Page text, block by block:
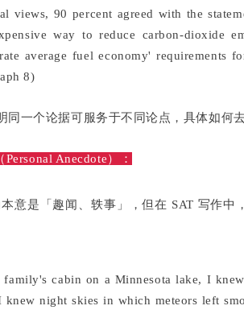
views, 90 percent agreed with the
way to reduce carbon-dioxide
average fuel economy' requirements
8)
同一个论据可服务于不同论点，具体如何
Anecdote）：
本意是「趣闻、轶事」，但在 SAT 写作
cabin on a Minnesota lake, I
knew night skies in which meteors left